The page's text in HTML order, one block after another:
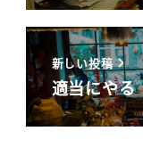
新しい投稿
適当にや